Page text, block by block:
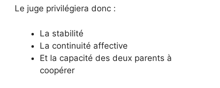
Le juge privilégiera donc :
La stabilité
La continuité affective
Et la capacité des deux parents à
coopérer